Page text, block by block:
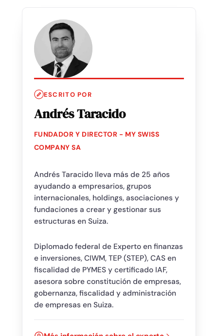
ESCRITO POR
Andrés Taracido
FUNDADOR Y DIRECTOR - MY SWISS
COMPANY SA
Andrés Taracido lleva más de 25 años
ayudando a empresarios, grupos
internacionales, holdings, asociaciones y
fundaciones a crear y gestionar sus
estructuras en Suiza.
Diplomado federal de Experto en finanzas
e inversiones, CIWM, TEP (STEP), CAS en
fiscalidad de PYMES y certificado IAF,
asesora sobre constitución de empresas,
gobernanza, fiscalidad y administración
de empresas en Suiza.